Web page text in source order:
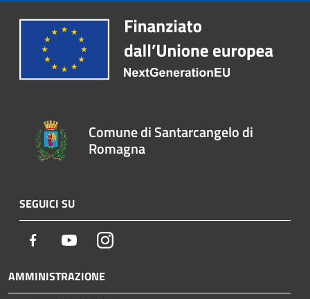
Comune di Santarcangelo di
Romagna
SEGUICI SU
Facebook YoutubeInstagram
AMMINISTRAZIONE